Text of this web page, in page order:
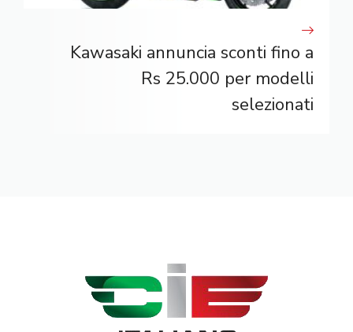
Kawasaki annuncia sconti fino a
Rs 25.000 per modelli
selezionati